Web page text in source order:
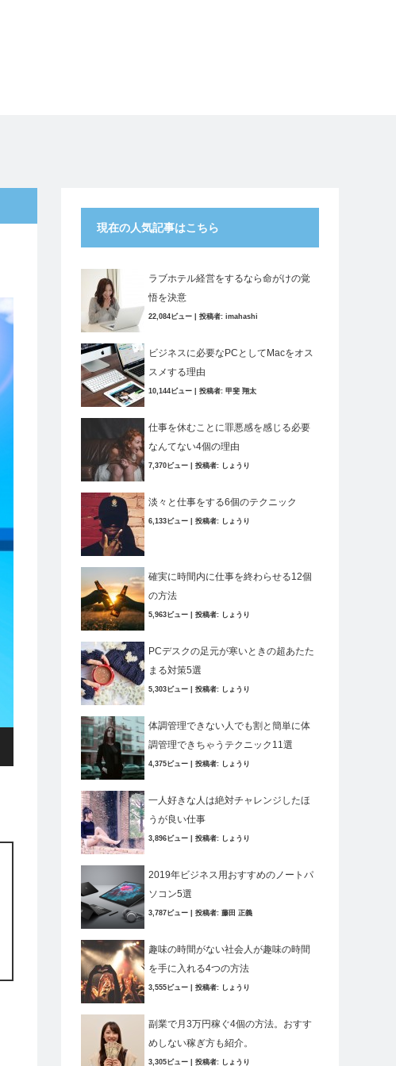
現在の人気記事はこちら
ラブホテル経営をするなら命がけの覚
悟を決意
22,084ビュー 投稿者: imahashi
ビジネスに必要なPCとしてMacをオス
スメする理由
10,144ビュー 投稿者: 甲斐 翔太
仕事を休むことに罪悪感を感じる必要
なんてない4個の理由
7,370ビュー 投稿者: しょうり
淡々と仕事をする6個のテクニック
6,133ビュー 投稿者: しょうり
確実に時間内に仕事を終わらせる12個
の方法
5,963ビュー 投稿者: しょうり
PCデスクの足元が寒いときの超あたた
まる対策5選
5,303ビュー 投稿者: しょうり
体調管理できない人でも割と簡単に体
調管理できちゃうテクニック11選
4,375ビュー 投稿者: しょうり
一人好きな人は絶対チャレンジしたほ
うが良い仕事
3,896ビュー 投稿者: しょうり
2019年ビジネス用おすすめのノートパ
ソコン5選
3,787ビュー 投稿者: 藤田 正義
趣味の時間がない社会人が趣味の時間
を手に入れる4つの方法
3,555ビュー 投稿者: しょうり
副業で月3万円稼ぐ4個の方法。おすす
めしない稼ぎ方も紹介。
3,305ビュー 投稿者: しょうり